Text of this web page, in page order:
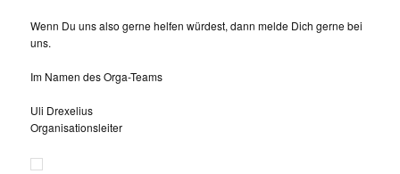
Wenn Du uns also gerne helfen würdest, dann melde Dich gerne bei
uns.
Im Namen des Orga-Teams
Uli Drexelius
Organisationsleiter